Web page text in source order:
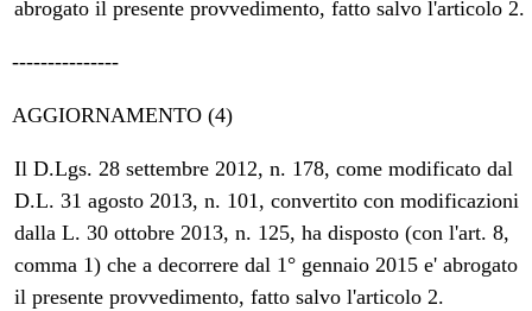
abrogato il presente provvedimento, fatto salvo l'articolo 2.
---------------
AGGIORNAMENTO (4)
Il D.Lgs. 28 settembre 2012, n. 178, come modificato dal
D.L. 31 agosto 2013, n. 101, convertito con modificazioni
dalla L. 30 ottobre 2013, n. 125, ha disposto (con l'art. 8,
comma 1) che a decorrere dal 1° gennaio 2015 e' abrogato
il presente provvedimento, fatto salvo l'articolo 2.